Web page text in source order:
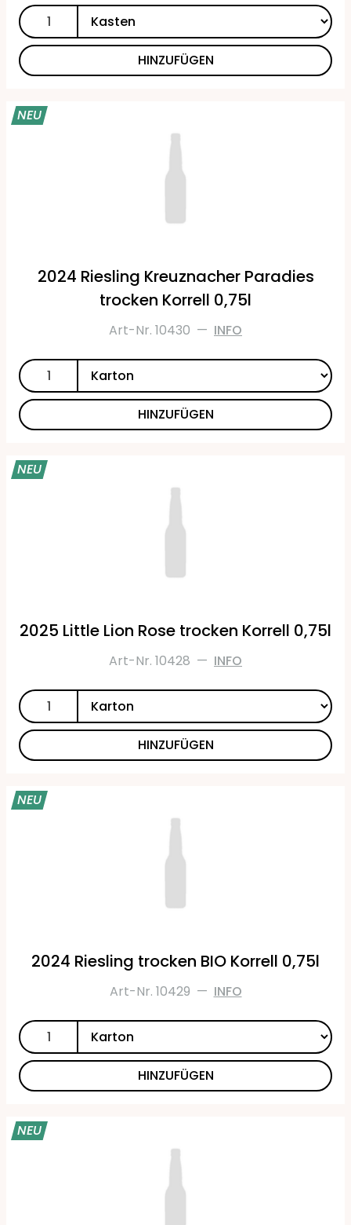
HINZUFÜGEN
NEU
2024 Riesling Kreuznacher Paradies
trocken Korrell 0,75l
Art-Nr. 10430 — INFO
HINZUFÜGEN
NEU
2025 Little Lion Rose trocken Korrell 0,75l
Art-Nr. 10428 — INFO
HINZUFÜGEN
NEU
2024 Riesling trocken BIO Korrell 0,75l
Art-Nr. 10429 — INFO
HINZUFÜGEN
NEU